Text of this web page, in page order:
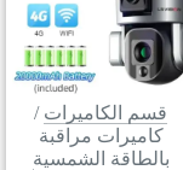
قسم الكاميرات /
كاميرات مراقبة
بالطاقة الشمسية